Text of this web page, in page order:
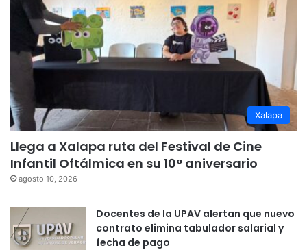
Xalapa
Llega a Xalapa ruta del Festival de Cine
Infantil Oftálmica en su 10° aniversario
agosto 10, 2026
Docentes de la UPAV alertan que nuevo
contrato elimina tabulador salarial y
fecha de pago